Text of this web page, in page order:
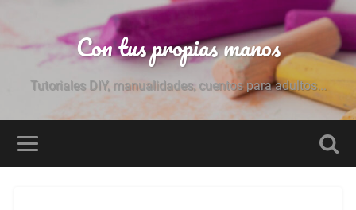
Con tus propias manos
Tutoriales DIY, manualidades, cuentos para adultos...